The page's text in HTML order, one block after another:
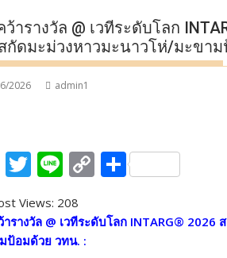
ว้ารางวัล @ เวทีระดับโลก
กัดมะม่วงหาวมะนาวโห่/มะขา
2026 admin1
F
e
b
T
itt
er
Li
e
C
p
S
ar
Views: 208
รางวัล @ เวทีระดับโลก INTARG®
ป้อมด้วย วทน. :